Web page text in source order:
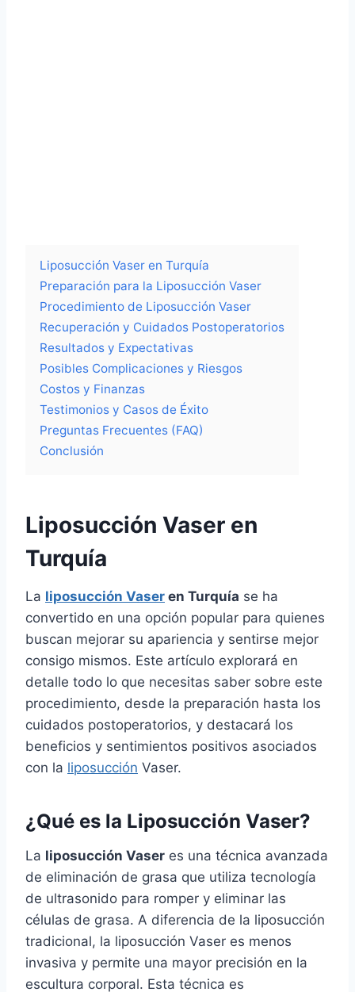
Liposucción Vaser en Turquía
Preparación para la Liposucción Vaser
Procedimiento de Liposucción Vaser
Recuperación y Cuidados Postoperatorios
Resultados y Expectativas
Posibles Complicaciones y Riesgos
Costos y Finanzas
Testimonios y Casos de Éxito
Preguntas Frecuentes (FAQ)
Conclusión
Liposucción Vaser en
Turquía
La liposucción Vaser en Turquía se ha
convertido en una opción popular para quienes
buscan mejorar su apariencia y sentirse mejor
consigo mismos. Este artículo explorará en
detalle todo lo que necesitas saber sobre este
procedimiento, desde la preparación hasta los
cuidados postoperatorios, y destacará los
beneficios y sentimientos positivos asociados
con la liposucción Vaser.
¿Qué es la Liposucción Vaser?
La liposucción Vaser es una técnica avanzada
de eliminación de grasa que utiliza tecnología
de ultrasonido para romper y eliminar las
células de grasa. A diferencia de la liposucción
tradicional, la liposucción Vaser es menos
invasiva y permite una mayor precisión en la
escultura corporal. Esta técnica es